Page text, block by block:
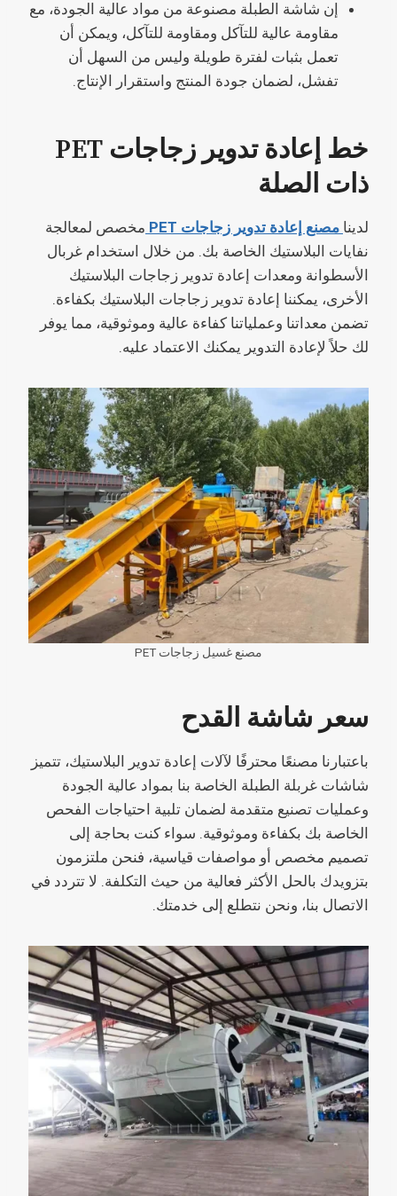
إن شاشة الطبلة مصنوعة من مواد عالية الجودة، مع
مقاومة عالية للتآكل ومقاومة للتآكل، ويمكن أن
تعمل بثبات لفترة طويلة وليس من السهل أن
تفشل، لضمان جودة المنتج واستقرار الإنتاج.
خط إعادة تدوير زجاجات PET
ذات الصلة
لدينا مصنع إعادة تدوير زجاجات PET
مخصص لمعالجة
نفايات البلاستيك الخاصة بك. من خلال استخدام غربال
الأسطوانة ومعدات إعادة تدوير زجاجات البلاستيك
الأخرى، يمكننا إعادة تدوير زجاجات البلاستيك بكفاءة.
تضمن معداتنا وعملياتنا كفاءة عالية وموثوقية، مما يوفر
لك حلاً لإعادة التدوير يمكنك الاعتماد عليه.
مصنع غسيل زجاجات PET
سعر شاشة القدح
باعتبارنا مصنعًا محترفًا لآلات إعادة تدوير البلاستيك، تتميز
شاشات غربلة الطبلة الخاصة بنا بمواد عالية الجودة
وعمليات تصنيع متقدمة لضمان تلبية احتياجات الفحص
الخاصة بك بكفاءة وموثوقية. سواء كنت بحاجة إلى
تصميم مخصص أو مواصفات قياسية، فنحن ملتزمون
بتزويدك بالحل الأكثر فعالية من حيث التكلفة. لا تتردد في
الاتصال بنا، ونحن نتطلع إلى خدمتك.